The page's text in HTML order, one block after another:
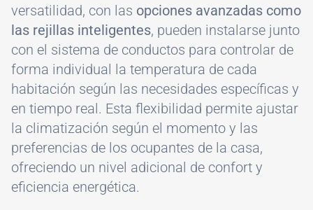
versatilidad, con las opciones avanzadas como
las rejillas inteligentes, pueden instalarse junto
con el sistema de conductos para controlar de
forma individual la temperatura de cada
habitación según las necesidades específicas y
en tiempo real. Esta flexibilidad permite ajustar
la climatización según el momento y las
preferencias de los ocupantes de la casa,
ofreciendo un nivel adicional de confort y
eficiencia energética.